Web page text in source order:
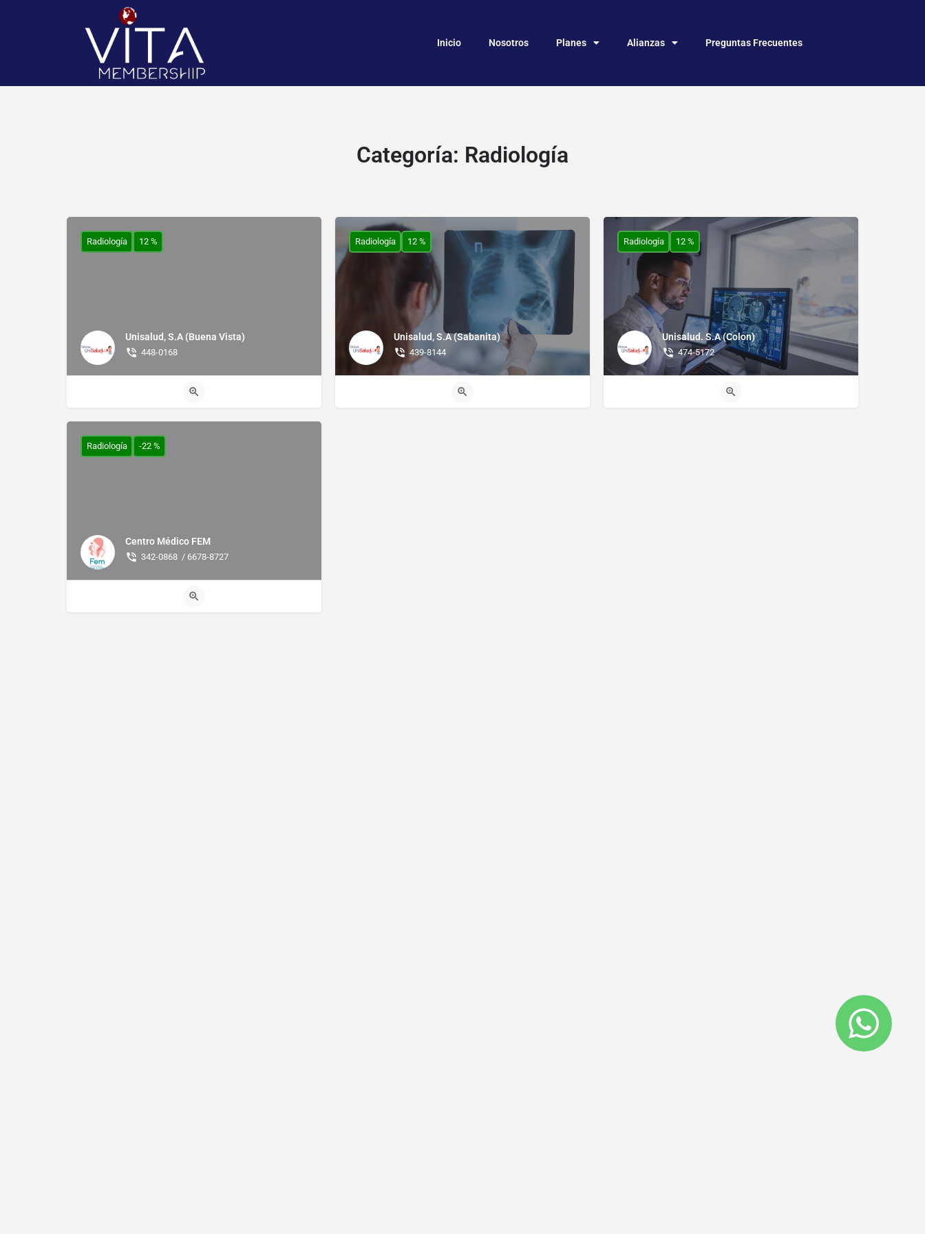
Inicio Nosotros Planes Alianzas Preguntas Frecuentes
Categoría: Radiología
Unisalud, S.A (Buena Vista)
448-0168
Radiología 12 %
Unisalud, S.A (Sabanita)
439-8144
Radiología 12 %
Unisalud. S.A (Colon)
474-5172
Radiología 12 %
Centro Médico FEM
342-0868 / 6678-8727
Radiología -22 %